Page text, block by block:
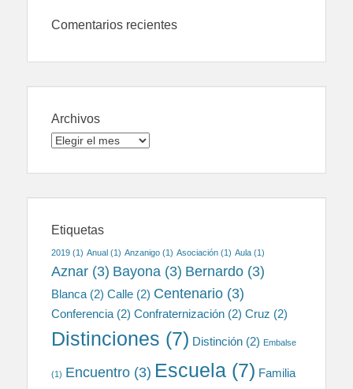
Comentarios recientes
Archivos
Archivos
Etiquetas
2019 (1) Anual (1) Anzanigo (1) Asociación (1) Aula (1)
Aznar (3) Bayona (3) Bernardo (3)
Blanca (2) Calle (2) Centenario (3)
Conferencia (2) Confraternización (2) Cruz (2)
Distinciones (7) Distinción (2) Embalse
(1) Encuentro (3) Escuela (7) Familia